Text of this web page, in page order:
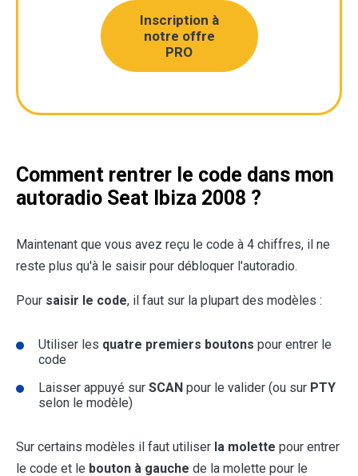
Inscription à
notre offre
PRO
Comment rentrer le code dans mon
autoradio Seat Ibiza 2008 ?
Maintenant que vous avez reçu le code à 4 chiffres, il ne
reste plus qu'à le saisir pour débloquer l'autoradio.
Pour saisir le code, il faut sur la plupart des modèles :
Utiliser les quatre premiers boutons pour entrer le
code
Laisser appuyé sur SCAN pour le valider (ou sur PTY
selon le modèle)
Sur certains modèles il faut utiliser la molette pour entrer
le code et le bouton à gauche de la molette pour le